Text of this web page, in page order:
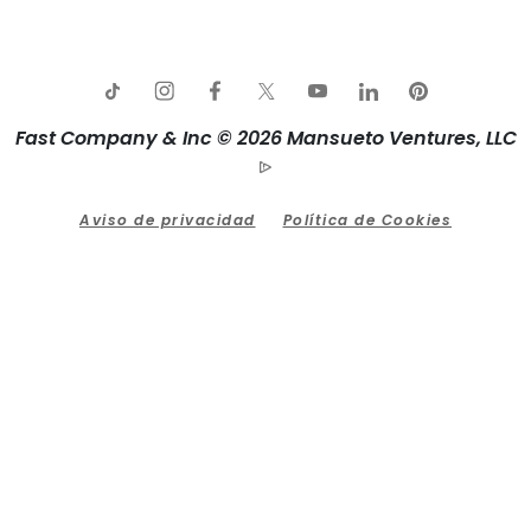
Fast Company & Inc © 2026 Mansueto Ventures, LLC
Aviso de privacidad Política de Cookies